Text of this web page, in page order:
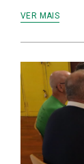
VER MAIS